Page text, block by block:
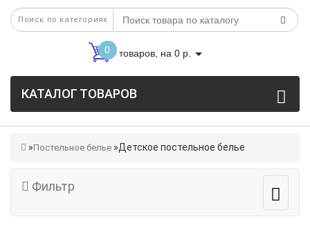
0 товаров, на 0 р.
КАТАЛОГ ТОВАРОВ
Постельное белье Детское постельное белье
Фильтр